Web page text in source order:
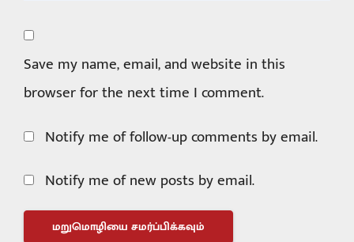
Save my name, email, and website in this
browser for the next time I comment.
Notify me of follow-up comments by email.
Notify me of new posts by email.